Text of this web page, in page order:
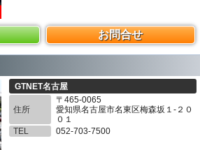
お問合せ
GTNET名古屋
住所
〒465-0065
愛知県名古屋市名東区梅森坂１-２０
０１
TEL
052-703-7500